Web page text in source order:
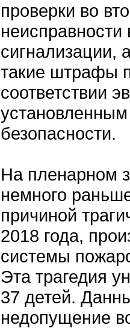
проверки во
сигнализации,
такие штрафы
соответствии
безопасности.
На пленарном
немного
причиной
2018 года,
системы
Эта трагедия
37 детей.
недопущение